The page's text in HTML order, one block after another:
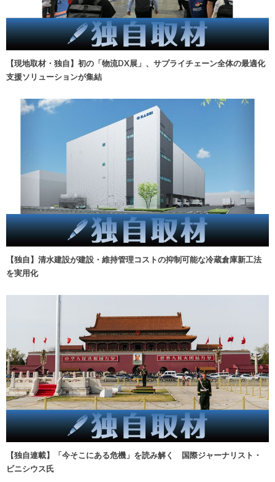
【現地取材・独自】初の「物流DX展」、サプライチェーン全体の最適化
支援ソリューションが集結
【独自】清水建設が建設・維持管理コストの抑制可能な冷蔵倉庫新工法
を実用化
【独自連載】「今そこにある危機」を読み解く 国際ジャーナリスト・
ビニシウス氏